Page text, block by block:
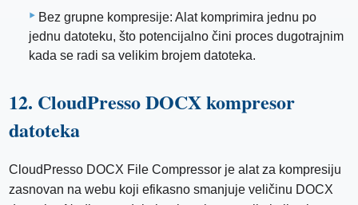
Bez grupne kompresije: Alat komprimira jednu po
jednu datoteku, što potencijalno čini proces dugotrajnim
kada se radi sa velikim brojem datoteka.
12. CloudPresso DOCX kompresor
datoteka
CloudPresso DOCX File Compressor je alat za kompresiju
zasnovan na webu koji efikasno smanjuje veličinu DOCX